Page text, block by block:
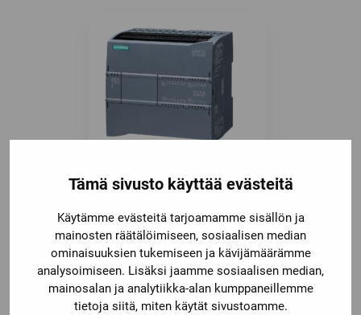
Tämä sivusto käyttää evästeitä
Käytämme evästeitä tarjoamamme sisällön ja
mainosten räätälöimiseen, sosiaalisen median
ominaisuuksien tukemiseen ja kävijämäärämme
analysoimiseen. Lisäksi jaamme sosiaalisen median,
mainosalan ja analytiikka-alan kumppaneillemme
tietoja siitä, miten käytät sivustoamme.
6ES7214-1BG40-0XB0